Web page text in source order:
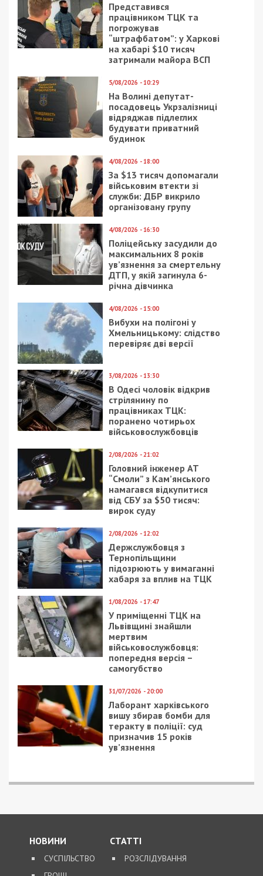
Представився
працівником ТЦК та
погрожував
“штрафбатом”: у Харкові
на хабарі $10 тисяч
затримали майора ВСП
5/08/2026 - 10:29
На Волині депутат-
посадовець Укрзалізниці
відряджав підлеглих
будувати приватний
будинок
4/08/2026 - 18:00
За $13 тисяч допомагали
військовим втекти зі
служби: ДБР викрило
організовану групу
4/08/2026 - 16:30
Поліцейську засудили до
максимальних 8 років
ув’язнення за смертельну
ДТП, у якій загинула 6-
річна дівчинка
4/08/2026 - 15:00
Вибухи на полігоні у
Хмельницькому: слідство
перевіряє дві версії
3/08/2026 - 13:30
В Одесі чоловік відкрив
стрілянину по
працівниках ТЦК:
поранено чотирьох
військовослужбовців
2/08/2026 - 21:02
Головний інженер АТ
“Смоли” з Кам’янського
намагався відкупитися
від СБУ за $50 тисяч:
вирок суду
2/08/2026 - 12:02
Держслужбовця з
Тернопільщини
підозрюють у вимаганні
хабаря за вплив на ТЦК
1/08/2026 - 17:47
У приміщенні ТЦК на
Львівщині знайшли
мертвим
військовослужбовця:
попередня версія –
самогубство
31/07/2026 - 20:00
Лаборант харківського
вишу збирав бомби для
теракту в поліції: суд
призначив 15 років
ув’язнення
НОВИНИ
СУСПІЛЬСТВО
СТАТТІ
РОЗСЛІДУВАННЯ